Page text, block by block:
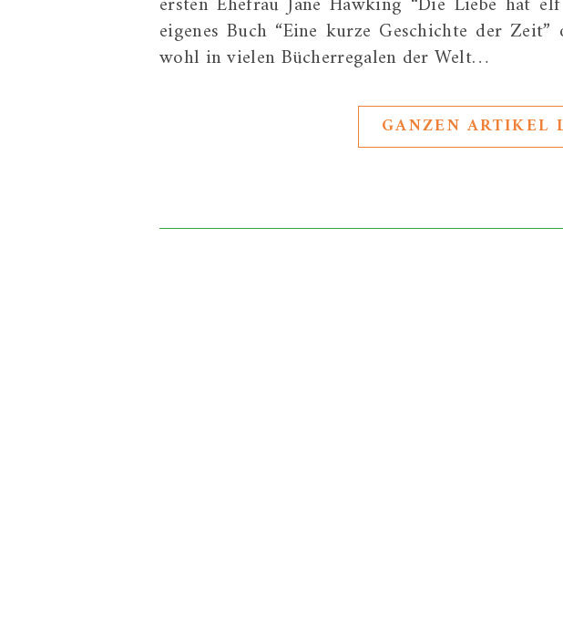
eigenes Buch “Eine kurze Geschichte der
wohl in vielen Bücherregalen der Welt…
GANZEN ARTIKEL